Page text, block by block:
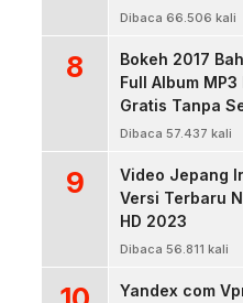
Video Bokeh
Dibaca 66.506 kali
8
Bokeh 2017
Full Album
Gratis Tanpa
Dibaca 57.437 kali
9
Video Jepang
Versi Terbaru
HD 2023
Dibaca 56.811 kali
Yandex com